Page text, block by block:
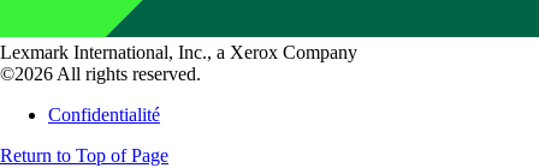
Lexmark International, Inc., a Xerox Company
©2026 All rights reserved.
Confidentialité
Return to Top of Page